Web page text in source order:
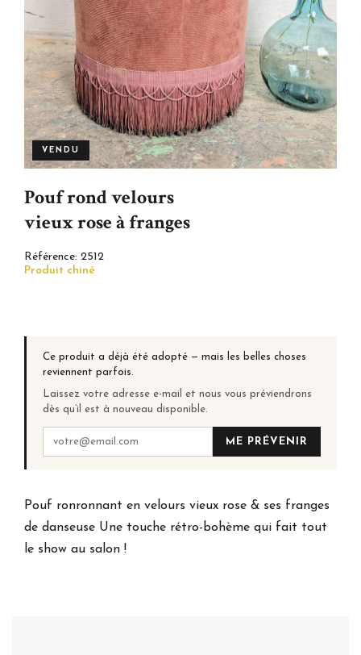
VENDU
Pouf rond velours
vieux rose à franges
Référence: 2512
Produit chiné
Ce produit a déjà été adopté — mais les belles choses
reviennent parfois.
Laissez votre adresse e-mail et nous vous préviendrons
dès qu’il est à nouveau disponible.
ME PRÉVENIR
Pouf ronronnant en velours vieux rose & ses franges
de danseuse Une touche rétro-bohème qui fait tout
le show au salon !